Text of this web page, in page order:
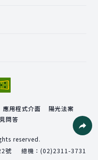
應用程式介面
陽光法案
問答
reserved.
號 總機： (02)2311-3731